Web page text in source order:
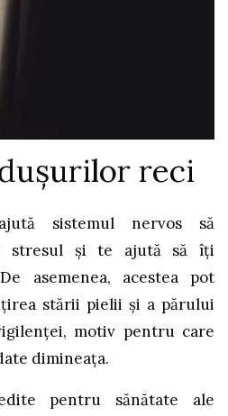
reci
sistemul nervos să
stresul și te ajută să îți
asemenea, acestea pot
stării pielii și a părului
motiv pentru care
dimineața.
pentru sănătate ale